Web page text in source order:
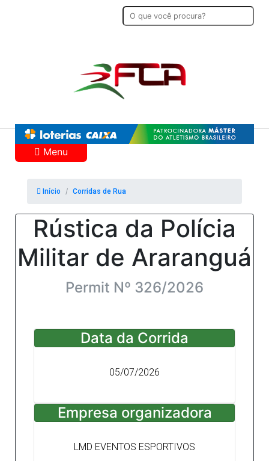
Menu
Início Corridas de Rua
Rústica da Polícia
Militar de Araranguá
Permit Nº 326/2026
Data da Corrida
05/07/2026
Empresa organizadora
LMD EVENTOS ESPORTIVOS